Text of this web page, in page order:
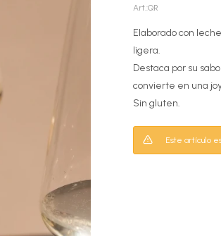
QR
Elaborado con
ligera.
Destaca por su
convierte en una
Sin gluten.
Este artículo